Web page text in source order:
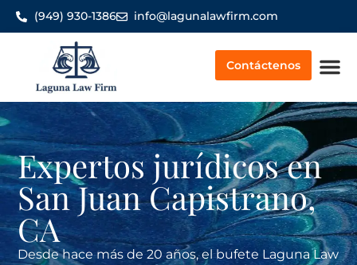
(949) 930-1386 info@lagunalawfirm.com
Contáctenos
Expertos jurídicos en
San Juan Capistrano,
CA
Desde hace más de 20 años, el bufete Laguna Law